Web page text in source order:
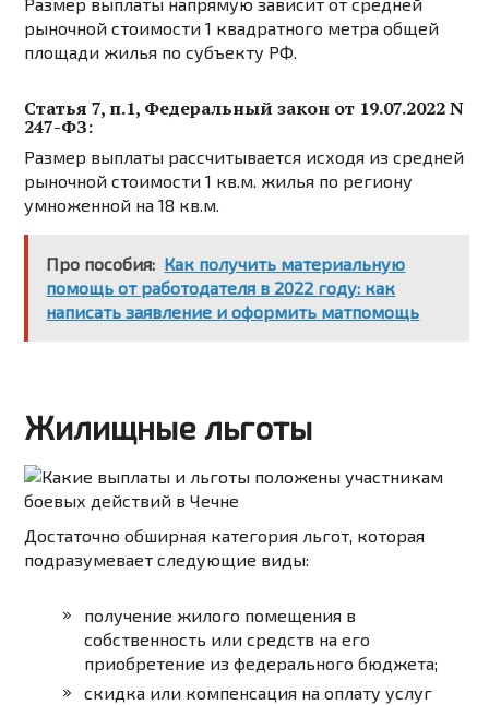
рыночной стоимости 1 квадратного метра общей
площади жилья по субъекту РФ.
Статья 7, п.1, Федеральный закон от 19.07.2022 N
247-ФЗ:
Размер выплаты рассчитывается исходя из средней
рыночной стоимости 1 кв.м. жилья по региону
умноженной на 18 кв.м.
Про пособия: Как получить материальную
помощь от работодателя в 2022 году: как
написать заявление и оформить матпомощь
Жилищные льготы
Достаточно обширная категория льгот, которая
подразумевает следующие виды:
получение жилого помещения в
собственность или средств на его
приобретение из федерального бюджета;
скидка или компенсация на оплату услуг